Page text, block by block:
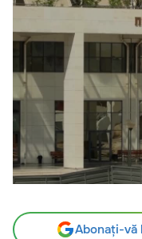
Abonați-vă